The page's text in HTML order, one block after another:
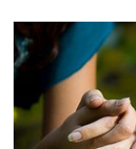
se maquiar e testam
buscar
também gosto de
precisamos cuidar
verdade é que,
ficarmos mais